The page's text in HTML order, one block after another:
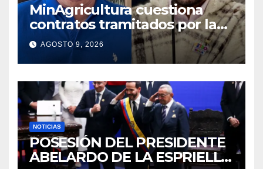
MinAgricultura cuestiona
contratos tramitados por la
Agencia de Desarrollo Rural
durante jornada del sábado
AGOSTO 9, 2026
NOTICIAS
POSESIÓN DEL PRESIDENTE
ABELARDO DE LA ESPRIELLA